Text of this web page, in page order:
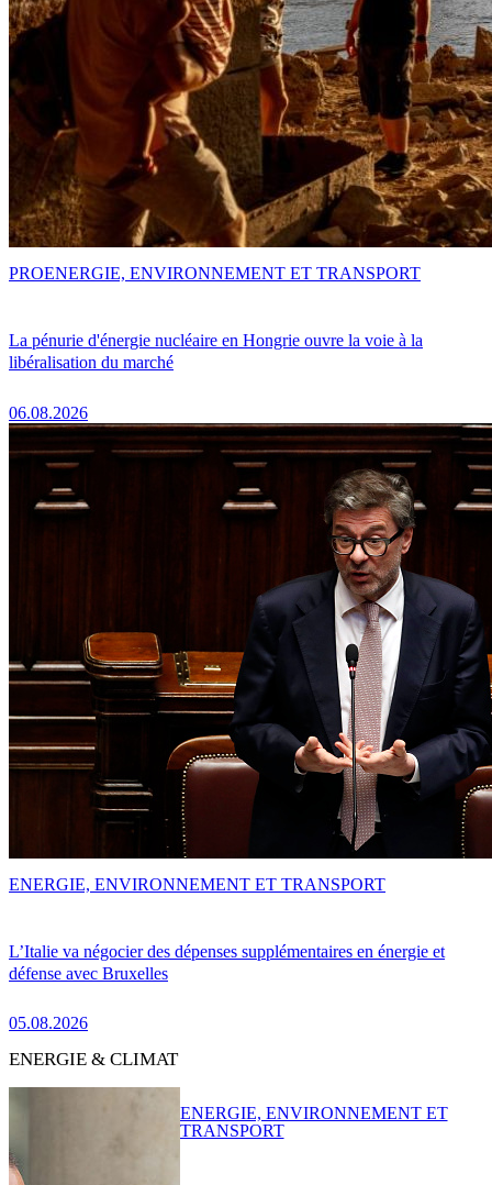
La pénurie d'énergie nucléaire en Hongrie ouvre la voie à la
libéralisation du marché
06.08.2026
PROENERGIE, ENVIRONNEMENT ET TRANSPORT
L’Italie va négocier des dépenses supplémentaires en énergie et
défense avec Bruxelles
05.08.2026
ENERGIE, ENVIRONNEMENT ET TRANSPORT
ENERGIE & CLIMAT
ENERGIE, ENVIRONNEMENT ET
TRANSPORT